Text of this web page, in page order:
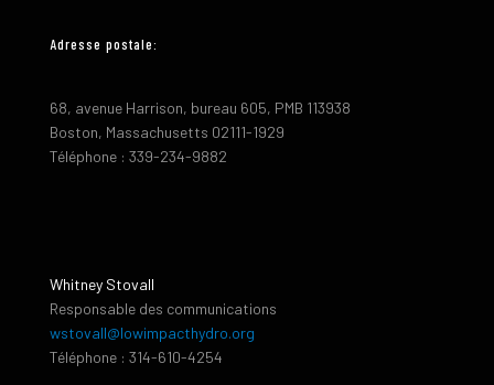
Adresse postale:
68, avenue Harrison, bureau 605, PMB 113938
Boston, Massachusetts 02111-1929
Téléphone : 339-234-9882
Whitney Stovall
Responsable des communications
wstovall@lowimpacthydro.org
Téléphone : 314-610-4254